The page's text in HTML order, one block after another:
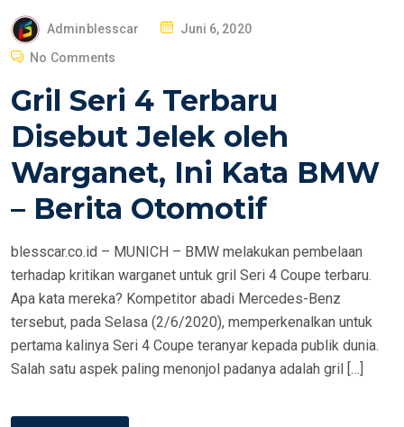
Adminblesscar
T
D
O
Juni 6, 2020
No Comments
Gril Seri 4 Terbaru
Disebut Jelek oleh
Warganet, Ini Kata BMW
– Berita Otomotif
blesscar.co.id – MUNICH – BMW melakukan pembelaan
terhadap kritikan warganet untuk gril Seri 4 Coupe terbaru.
Apa kata mereka? Kompetitor abadi Mercedes-Benz
tersebut, pada Selasa (2/6/2020), memperkenalkan untuk
pertama kalinya Seri 4 Coupe teranyar kepada publik dunia.
Salah satu aspek paling menonjol padanya adalah gril […]